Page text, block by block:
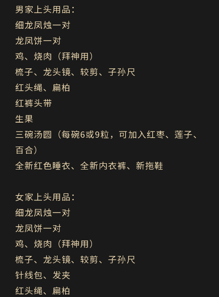
男家上头用品：
细龙凤烛一对
龙凤饼一对
鸡、烧肉（拜神用）
梳子、龙头镜、较剪、子孙尺
红头绳、扁柏
红裤头带
生果
三碗汤圆（每碗6或9粒，可加入红枣、莲子、
百合）
全新红色睡衣、全新内衣裤、新拖鞋
女家上头用品：
细龙凤烛一对
龙凤饼一对
鸡、烧肉（拜神用）
梳子、龙头镜、较剪、子孙尺
针线包、发夹
红头绳、扁柏